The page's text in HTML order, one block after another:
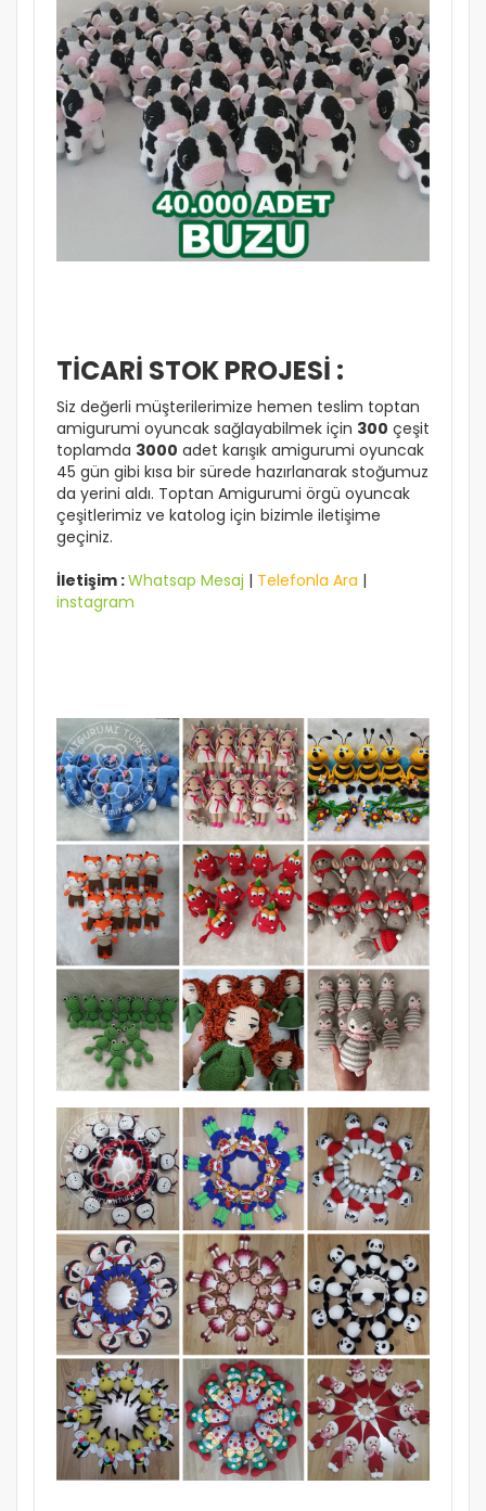
TİCARİ STOK PROJESİ :
Siz değerli müşterilerimize hemen teslim toptan
amigurumi oyuncak sağlayabilmek için 300 çeşit
toplamda 3000 adet karışık amigurumi oyuncak
45 gün gibi kısa bir sürede hazırlanarak stoğumuz
da yerini aldı. Toptan Amigurumi örgü oyuncak
çeşitlerimiz ve katolog için bizimle iletişime
geçiniz.
İletişim :Whatsap Mesaj | Telefonla Ara |
instagram